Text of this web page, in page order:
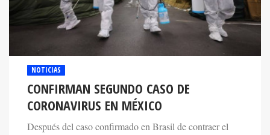
NOTICIAS
CONFIRMAN SEGUNDO CASO DE
CORONAVIRUS EN MÉXICO
Después del caso confirmado en Brasil de contraer el